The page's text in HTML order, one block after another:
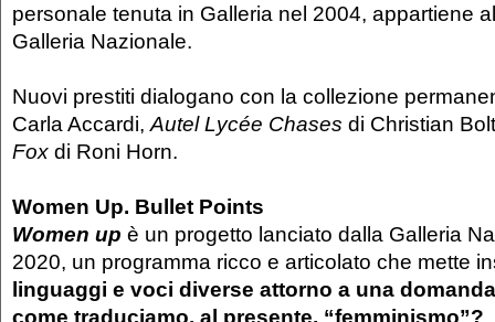
personale tenuta in Galleria nel 2004, appartiene
Galleria Nazionale.
Nuovi prestiti dialogano con la collezione
Carla Accardi,Autel Lycée Chases di Christian
Fox di Roni Horn.
Women Up. Bullet Points
Women up è un progetto lanciato dalla Galleria
2020, un programma ricco e articolato che mette
linguaggi e voci diverse attorno a una
come traduciamo, al presente, “femminismo”?